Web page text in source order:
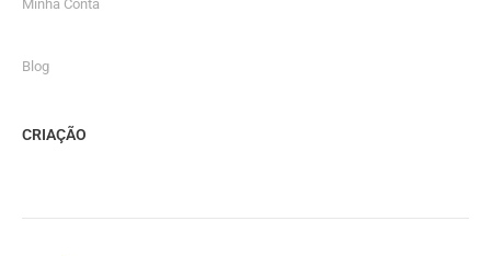
Minha Conta
Blog
CRIAÇÃO